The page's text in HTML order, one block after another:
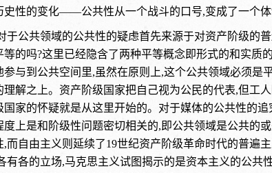
史性的变化——公共性从一个战斗的口号,变成了一个体
于公共领域的公共性的疑虑首先来源于对资产阶级的
等的吗?这里已经隐含了两种平等概念即形式的和实
参与到公共空间里,虽然在原则上,这个公共领域必须
理解之上。资产阶级国家把自己视为公民的代表,但工
国家的怀疑就是从这里开始的。对于媒体的公共性的
度上是和阶级性问题密切相关的,即公共领域是公共的
,而自由主义则延续了19世纪资产阶级革命时代的普遍
有各的立场,马克思主义试图揭示的是资本主义的公共